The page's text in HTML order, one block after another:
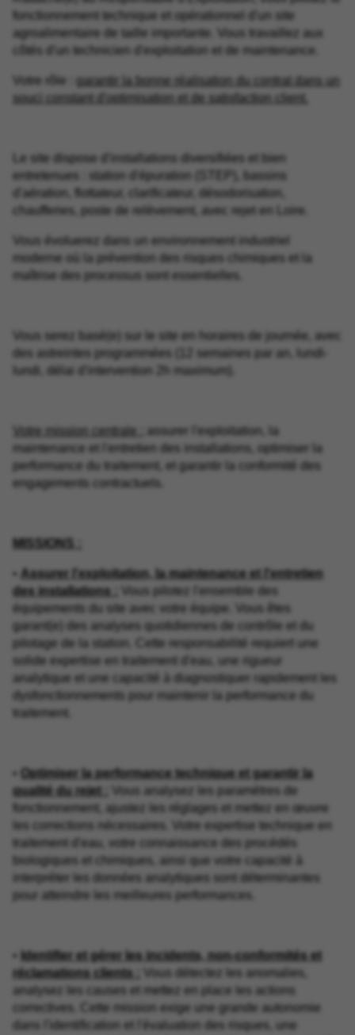
fonctionnement technique et opérationnel d'un site
agroalimentaire de taille importante. Vous travaillez aux
côtés d'un technicien d'exploitation et de maintenance.
Votre rôle :
garantir la bonne réalisation du contrat dans un
souci constant d'optimisation et de satisfaction client.
Le site dispose d'installations diversifiées et bien
entretenues : station d'épuration (STEP), bassins
d'aération, flottateur, clarificateur, désodorisation,
chaufferies, poste de relèvement, avec rejet en Loire.
Vous évoluerez dans un environnement industriel
moderne où la prévention des risques chimiques et la
maîtrise des processus sont essentielles.
Vous serez basé(e) sur le site en horaires de journée, avec
des astreintes programmées (12 semaines par an, lundi-
lundi, délai d'intervention 2h maximum).
Votre mission centrale :
assurer l'exploitation, la
maintenance et l'entretien des installations, optimiser la
performance du traitement, et garantir la conformité des
engagements contractuels.
MISSIONS :
• Assurer l'exploitation, la maintenance et l'entretien
des installations :
Vous pilotez l'ensemble des
équipements du site avec votre équipe. Vous êtes
garant(e) des analyses quotidiennes de contrôle et du
pilotage de la station. Cette responsabilité requiert une
solide expertise en traitement d'eau, une rigueur
analytique et une capacité à diagnostiquer rapidement les
dysfonctionnements pour maintenir la performance du
traitement.
•
Optimiser la performance technique et garantir la
qualité du rejet :
Vous analysez les paramètres de
fonctionnement, ajustez les réglages et mettez en œuvre
les corrections nécessaires. Votre expertise technique en
traitement d'eau, votre connaissance des procédés
biologiques et chimiques, ainsi que votre capacité à
interpréter les données analytiques sont déterminantes
pour atteindre les meilleures performances.
• Identifier et gérer les incidents, non-conformités et
réclamations clients :
Vous détectez les anomalies,
analysez les causes et mettez en place les actions
correctives. Cette mission exige une grande autonomie
dans l'identification et l'évaluation des risques, une